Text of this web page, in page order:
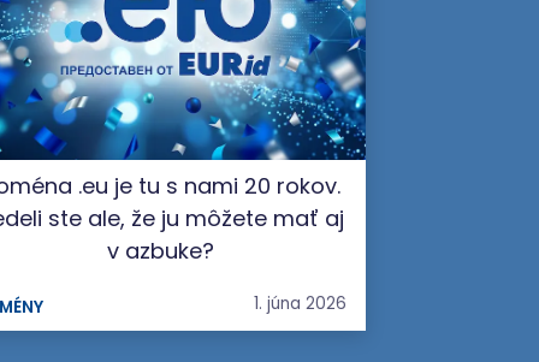
.eu je tu s nami 20 rokov.
ste ale, že ju môžete mať aj
v azbuke?
1. júna 2026